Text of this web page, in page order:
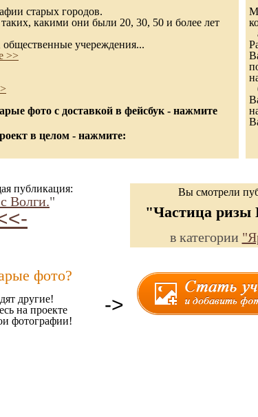
старых городов.
какими они были 20, 30, 50 и более лет
учереждения...
>>
фото с доставкой в фейсбук - нажмите
в целом - нажмите:
публикация:
Волги."
Вы смотрели
"Частица ризы
в категории
фото?
другие!
на проекте
фотографии!
->